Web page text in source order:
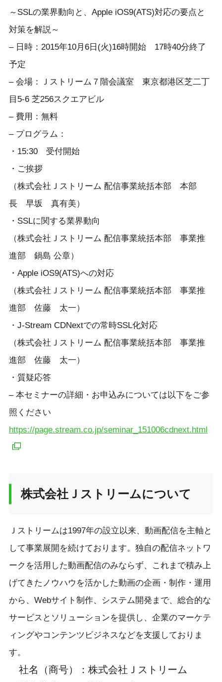
～SSLの業界動向と、Apple iOS9(ATS)対応の要点と
対策を解説～
– 日時：2015年10月6日(火)16時開始 17時40分終了
予定
– 会場：Ｊストリーム７階会議室 東京都港区芝二丁
目5-6 芝256スクエアビル
– 費用：無料
– プログラム：
・15:30 受付開始
・ご挨拶
（株式会社Ｊストリーム 配信事業統括本部 本部
長 早坂 真有美）
・SSLに関する業界動向
（株式会社Ｊストリーム 配信事業統括本部 事業推
進部 鍋島 公章）
・Apple iOS9(ATS)への対応
（株式会社Ｊストリーム 配信事業統括本部 事業推
進部 佐藤 太一）
・J-Stream CDNextでの常時SSL化対応
（株式会社Ｊストリーム 配信事業統括本部 事業推
進部 佐藤 太一）
・質疑応答
– 本セミナーの詳細・お申込みについては以下をご参
照ください
https://page.stream.co.jp/seminar_151006cdnext.html
株式会社Ｊストリームについて
Ｊストリームは1997年の設立以来、動画配信を主軸と
して事業展開を続けております。独自の配信ネットワ
ークを活用した動画配信のみならず、これまで積み上
げてきたノウハウを活かした動画の企画・制作・運用
から、Webサイト制作、システム開発まで、総合的な
サービスとソリューションを提供し、企業のマーケテ
ィングやコンテンツビジネスなどを支援しておりま
す。
社名（商号） ： 株式会社Ｊストリーム